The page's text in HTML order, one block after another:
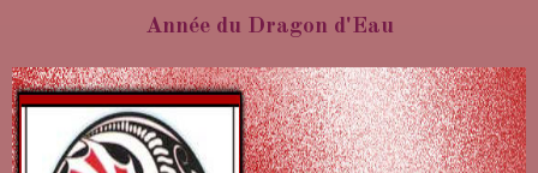
Année du Dragon d'Eau